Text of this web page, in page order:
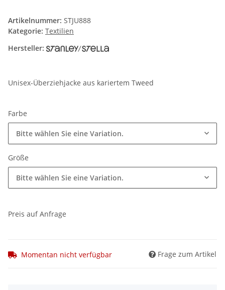
Artikelnummer: STJU888
Kategorie: Textilien
Hersteller:
Unisex-Überziehjacke aus kariertem Tweed
Farbe
Bitte wählen Sie eine Variation.
Größe
Bitte wählen Sie eine Variation.
Preis auf Anfrage
Momentan nicht verfügbar Frage zum Artikel